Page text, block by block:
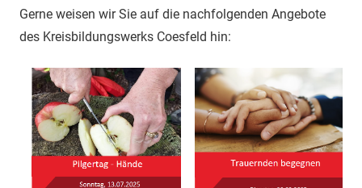
Temme
Allgemein
Gerne weisen wir Sie auf die nachfolgenden Angebote
des Kreisbildungswerks Coesfeld hin: